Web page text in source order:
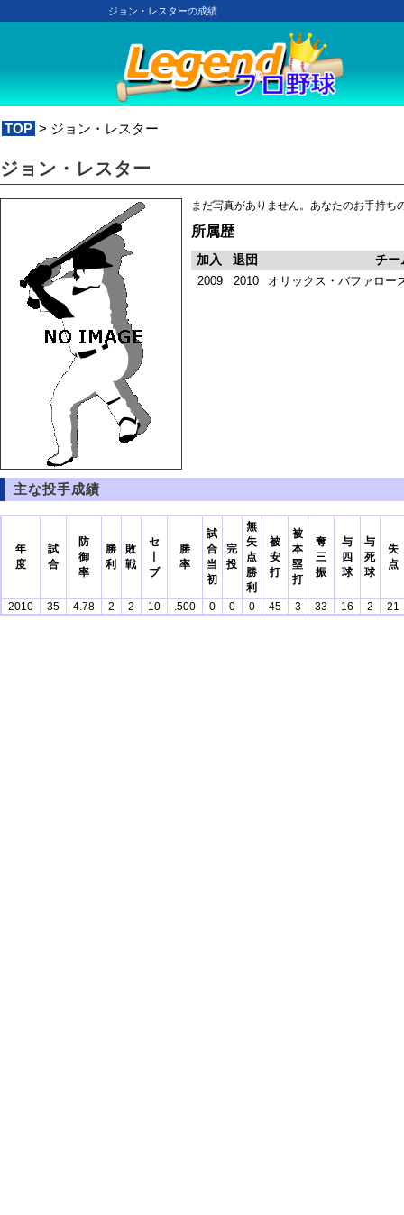
ジョン・レスターの成績
TOP > ジョン・レスター
ジョン・レスター
まだ写真がありません。あなたのお手持ち
所属歴
加入 退団 チー
2009 2010 オリックス・バファロー
主な投手成績
年
度
試
合
防
御
率
勝
利
敗
戦
セ
ブ
勝
率
試
合
当
初
完
投
無
失
点
勝
利
被
安
打
被
本
塁
打
奪
三
振
与
四
球
与
死
球
失
点
2010 35 4.78 2 2 10 .500 0 0 0 45 3 33 16 2 21